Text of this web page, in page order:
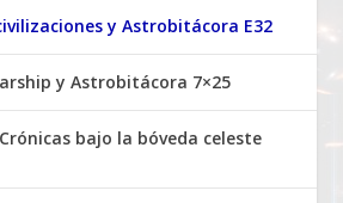
y Astrobitácora E32
y Astrobitácora 7×25
bajo la bóveda celeste